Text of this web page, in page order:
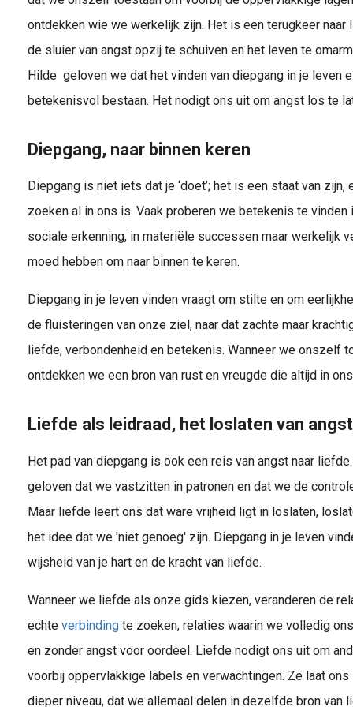
ontdekken wie we werkelijk zijn. Het is een terugkeer
de sluier van angst opzij te schuiven en het leven te
Hilde geloven we dat het vinden van diepgang in je leven
betekenisvol bestaan. Het nodigt ons uit om angst los te
Diepgang, naar binnen keren
Diepgang is niet iets dat je ‘doet’; het is een staat van
zoeken al in ons is. Vaak proberen we betekenis te
sociale erkenning, in materiële successen maar werkelijk
moed hebben om naar binnen te keren.
Diepgang in je leven vinden vraagt om stilte en om
de fluisteringen van onze ziel, naar dat zachte maar
liefde, verbondenheid en betekenis. Wanneer we onszelf
ontdekken we een bron van rust en vreugde die altijd in
Liefde als leidraad, het loslaten van angst
Het pad van diepgang is ook een reis van angst naar
geloven dat we vastzitten in patronen en dat we de
Maar liefde leert ons dat ware vrijheid ligt in loslaten,
het idee dat we 'niet genoeg' zijn. Diepgang in je leven
wijsheid van je hart en de kracht van liefde.
Wanneer we liefde als onze gids kiezen, veranderen de
echte verbinding te zoeken, relaties waarin we volledig
en zonder angst voor oordeel. Liefde nodigt ons uit om
voorbij oppervlakkige labels en verwachtingen. Ze laat
dieper niveau, dat we allemaal delen in dezelfde bron van